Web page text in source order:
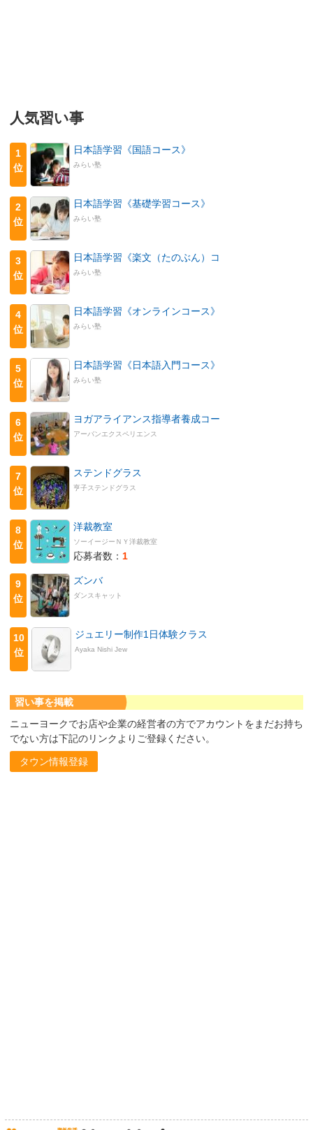
人気習い事
1
位
日本語学習《国語コース》
みらい塾
2
位
日本語学習《基礎学習コース》
みらい塾
3
位
日本語学習《楽文（たのぶん）コ
みらい塾
4
位
日本語学習《オンラインコース》
みらい塾
5
位
日本語学習《日本語入門コース》
みらい塾
6
位
ヨガアライアンス指導者養成コー
アーバンエクスペリエンス
7
位
ステンドグラス
亨子ステンドグラス
8
位
洋裁教室
ソーイージーＮＹ洋裁教室
応募者数： 1
9
位
ズンバ
ダンスキャット
10
位
ジュエリー制作1日体験クラス
Ayaka Nishi Jew
習い事を掲載
ニューヨークでお店や企業の経営者の方でアカウントをまだお持ち
でない方は下記のリンクよりご登録ください。
タウン情報登録